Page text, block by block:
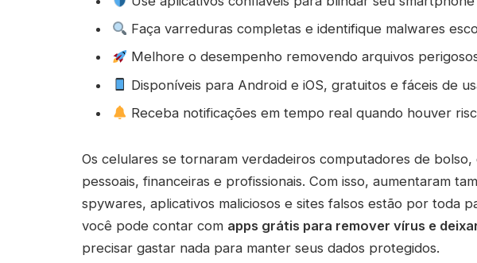
Faça varreduras completas e identifique malwares
Melhore o desempenho removendo arquivos
Disponíveis para Android e iOS, gratuitos e fáceis de
Receba notificações em tempo real quando houver
Os celulares se tornaram verdadeiros computadores de
pessoais, financeiras e profissionais. Com isso, aumentaram
spywares, aplicativos maliciosos e sites falsos estão por toda
você pode contar com apps grátis para remover vírus e
precisar gastar nada para manter seus dados protegidos.